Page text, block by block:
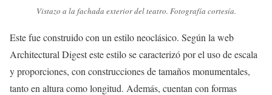
Vistazo a la fachada exterior del teatro. Fotografía cortesía.
Este fue construido con un estilo neoclásico. Según la web
Architectural Digest este estilo se caracterizó por el uso de escala
y proporciones, con construcciones de tamaños monumentales,
tanto en altura como longitud. Además, cuentan con formas